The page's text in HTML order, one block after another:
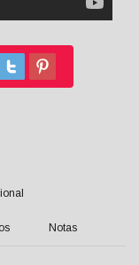
Notas